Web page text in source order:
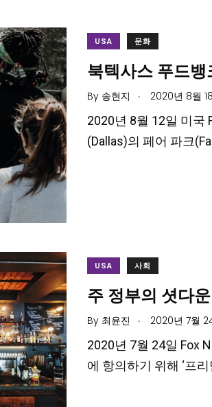
USA 문화
북텍사스 푸드뱅
By 송현지 . 2020년 8월
2020년 8월 12일 미국
(Dallas)의 페어 파크
USA 사회
주 정부의 셧다
By 최윤진 . 2020년 7월
2020년 7월 24일 Fox
에 항의하기 위해 ‘프리